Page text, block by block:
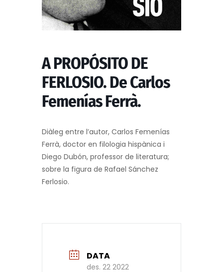
A PROPÓSITO DE
FERLOSIO. De Carlos
Femenías Ferrà.
Diàleg entre l’autor, Carlos Femenías
Ferrà, doctor en filologia hispànica i
Diego Dubón, professor de literatura;
sobre la figura de Rafael Sánchez
Ferlosio.
DATA
des. 22 2022